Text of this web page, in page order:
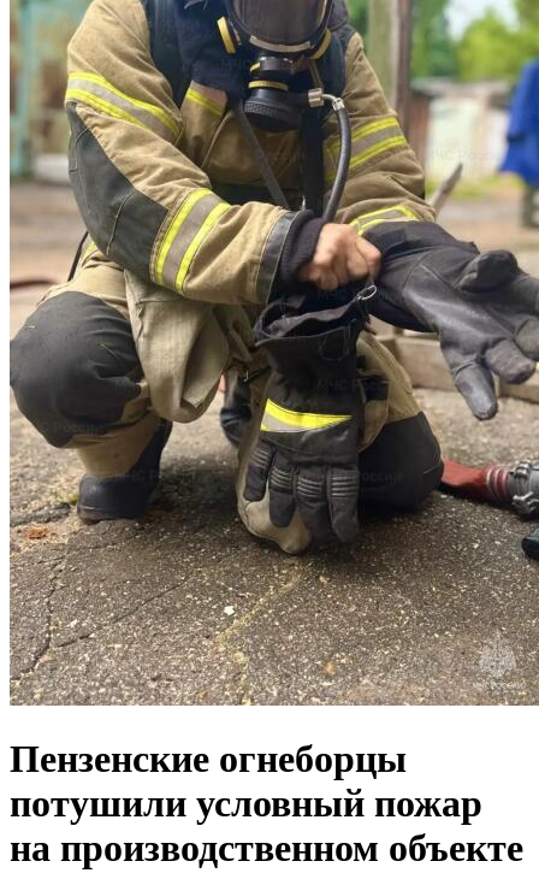
Пензенские огнеборцы
потушили условный пожар
на производственном объекте